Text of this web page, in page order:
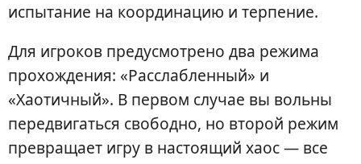
испытание на координацию и терпение.
Для игроков предусмотрено два режима
прохождения: «Расслабленный» и
«Хаотичный». В первом случае вы вольны
передвигаться свободно, но второй режим
превращает игру в настоящий хаос — все